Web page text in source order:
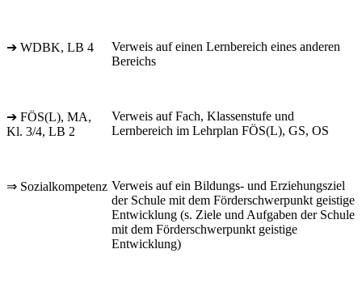
➔ WDBK, LB 4
Verweis auf einen Lernbereich eines anderen
Bereichs
➔ FÖS(L), MA,
Kl. 3/4, LB 2
Verweis auf Fach, Klassenstufe und
Lernbereich im Lehrplan FÖS(L), GS, OS
⇒ Sozialkompetenz Verweis auf ein Bildungs- und Erziehungsziel
der Schule mit dem Förderschwerpunkt geistige
Entwicklung (s. Ziele und Aufgaben der Schule
mit dem Förderschwerpunkt geistige
Entwicklung)